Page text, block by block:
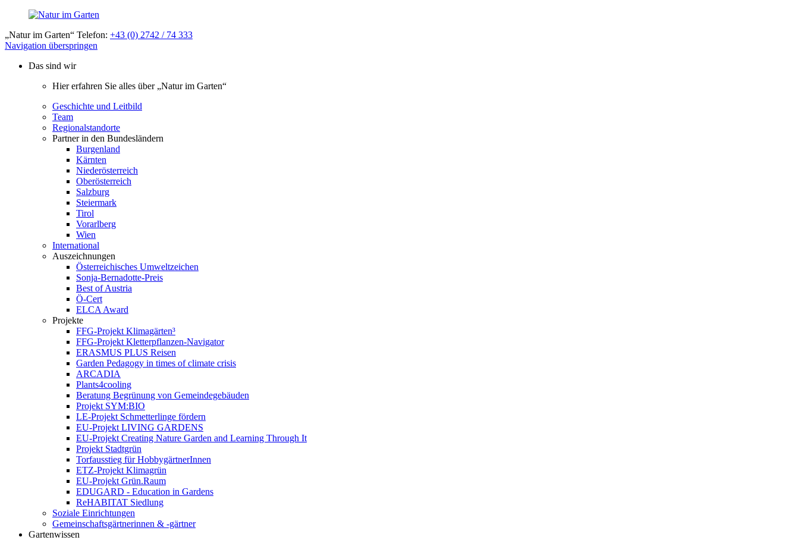
„Natur im Garten“ Telefon: +43 (0) 2742 / 74 333
Navigation überspringen
Das sind wir
Hier erfahren Sie alles über „Natur im Garten“
Geschichte und Leitbild
Team
Regionalstandorte
Partner in den Bundesländern
Burgenland
Kärnten
Niederösterreich
Oberösterreich
Salzburg
Steiermark
Tirol
Vorarlberg
Wien
International
Auszeichnungen
Österreichisches Umweltzeichen
Sonja-Bernadotte-Preis
Best of Austria
Ö-Cert
ELCA Award
Projekte
FFG-Projekt Klimagärten³
FFG-Projekt Kletterpflanzen-Navigator
ERASMUS PLUS Reisen
Garden Pedagogy in times of climate crisis
ARCADIA
Plants4cooling
Beratung Begrünung von Gemeindegebäuden
Projekt SYM:BIO
LE-Projekt Schmetterlinge fördern
EU-Projekt LIVING GARDENS
EU-Projekt Creating Nature Garden and Learning Through It
Projekt Stadtgrün
Torfausstieg für HobbygärtnerInnen
ETZ-Projekt Klimagrün
EU-Projekt Grün.Raum
EDUGARD - Education in Gardens
ReHABITAT Siedlung
Soziale Einrichtungen
Gemeinschaftsgärtnerinnen & -gärtner
Gartenwissen